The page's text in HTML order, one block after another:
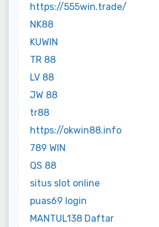
https://555win.trade/
NK88
KUWIN
TR 88
LV 88
JW 88
tr88
https://okwin88.info
789 WIN
QS 88
situs slot online
puas69 login
MANTUL138 Daftar